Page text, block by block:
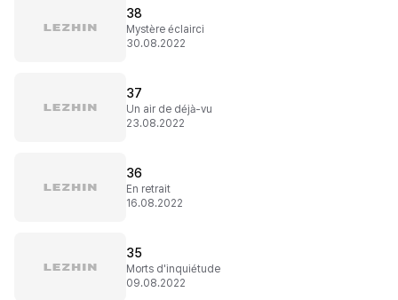
38
Mystère éclairci
30.08.2022
37
Un air de déjà-vu
23.08.2022
36
En retrait
16.08.2022
35
Morts d'inquiétude
09.08.2022